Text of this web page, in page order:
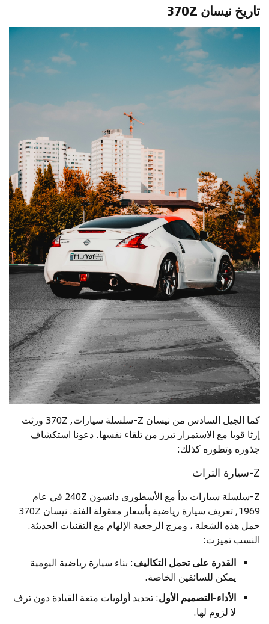
تاريخ نيسان 370Z
كما الجيل السادس من نيسان Z-سلسلة سيارات, 370Z ورثت
إرثا قويا مع الاستمرار تبرز من تلقاء نفسها. دعونا استكشاف
جذوره وتطوره كذلك:
Z-سيارة التراث
Z-سلسلة سيارات بدأ مع الأسطوري داتسون 240Z في عام
1969, تعريف سيارة رياضية بأسعار معقولة الفئة. نيسان 370Z
حمل هذه الشعلة ، ومزج الرجعية الإلهام مع التقنيات الحديثة.
النسب تميزت:
القدرة على تحمل التكاليف: بناء سيارة رياضية اليومية
يمكن للسائقين الخاصة.
الأداء-التصميم الأول: تحديد أولويات متعة القيادة دون ترف
لا لزوم لها.